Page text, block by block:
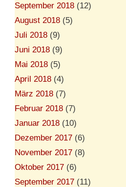
September 2018 (12)
August 2018 (5)
Juli 2018 (9)
Juni 2018 (9)
Mai 2018 (5)
April 2018 (4)
März 2018 (7)
Februar 2018 (7)
Januar 2018 (10)
Dezember 2017 (6)
November 2017 (8)
Oktober 2017 (6)
September 2017 (11)